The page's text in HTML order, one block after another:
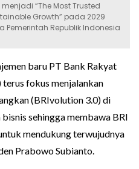
“The Most Trusted
Growth” pada 2029
Pemerintah Republik Indonesia
baru PT Bank Rakyat
fokus menjalankan
(BRIvolution 3.0) di
sehingga membawa BRI
mendukung terwujudnya
Prabowo Subianto.